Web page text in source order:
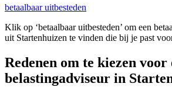
betaalbaar uitbesteden
Klik op ‘betaalbaar uitbesteden’ om een
uit Startenhuizen te vinden die bij je past
Redenen om te kiezen voor
belastingadviseur in